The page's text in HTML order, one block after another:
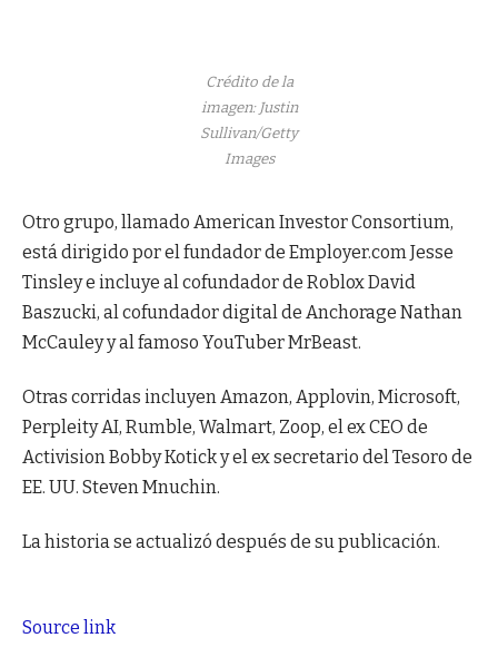
Crédito de la
imagen: Justin
Sullivan/Getty
Images
Otro grupo, llamado American Investor Consortium,
está dirigido por el fundador de Employer.com Jesse
Tinsley e incluye al cofundador de Roblox David
Baszucki, al cofundador digital de Anchorage Nathan
McCauley y al famoso YouTuber MrBeast.
Otras corridas incluyen Amazon, Applovin, Microsoft,
Perpleity AI, Rumble, Walmart, Zoop, el ex CEO de
Activision Bobby Kotick y el ex secretario del Tesoro de
EE. UU. Steven Mnuchin.
La historia se actualizó después de su publicación.
Source link